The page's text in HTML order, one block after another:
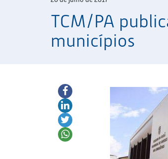
TCM/PA
municípios